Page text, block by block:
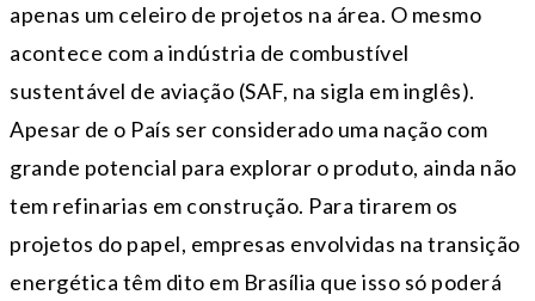
apenas um celeiro de projetos na área. O mesmo
acontece com a indústria de combustível
sustentável de aviação (SAF, na sigla em inglês).
Apesar de o País ser considerado uma nação com
grande potencial para explorar o produto, ainda não
tem refinarias em construção. Para tirarem os
projetos do papel, empresas envolvidas na transição
energética têm dito em Brasília que isso só poderá